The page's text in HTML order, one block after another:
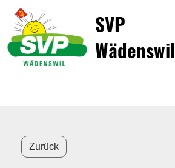
SVP
Wädenswil
Zurück